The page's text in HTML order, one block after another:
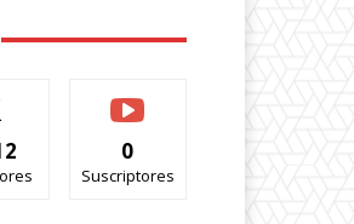
0
Suscriptores